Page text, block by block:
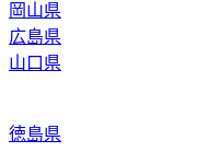
岡山県
広島県
山口県
徳島県